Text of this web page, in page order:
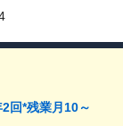
回*残業月10～